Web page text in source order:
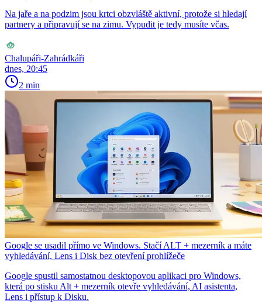
Na jaře a na podzim jsou krtci obzvláště aktivní, protože si hledají
partnery a připravují se na zimu. Vypudit je tedy musíte včas.
Chalupáři-Zahrádkáři
dnes, 20:45
2 min
Google se usadil přímo ve Windows. Stačí ALT + mezerník a máte
vyhledávání, Lens i Disk bez otevření prohlížeče
Google spustil samostatnou desktopovou aplikaci pro Windows,
která po stisku Alt + mezerník otevře vyhledávání, AI asistenta,
Lens i přístup k Disku.